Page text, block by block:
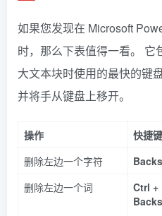
如果您发现在 Microsoft
时，那么下表值得一看。
大文本块时使用的最快的键
并将手从键盘上移开。
操作
快捷键
删除左边一个字符
删除左边一个词
Ctrl +